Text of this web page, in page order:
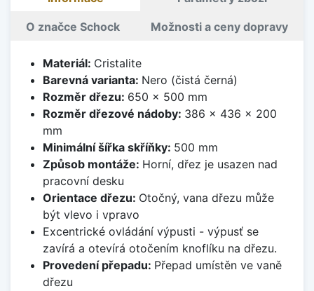
O značce Schock Možnosti a ceny dopravy
Materiál: Cristalite
Barevná varianta: Nero (čistá černá)
Rozměr dřezu: 650 x 500 mm
Rozměr dřezové nádoby: 386 x 436 x 200
mm
Minimální šířka skříňky: 500 mm
Způsob montáže: Horní, dřez je usazen nad
pracovní desku
Orientace dřezu: Otočný, vana dřezu může
být vlevo i vpravo
Excentrické ovládání výpusti - výpusť se
zavírá a otevírá otočením knoflíku na dřezu.
Provedení přepadu: Přepad umístěn ve vaně
dřezu